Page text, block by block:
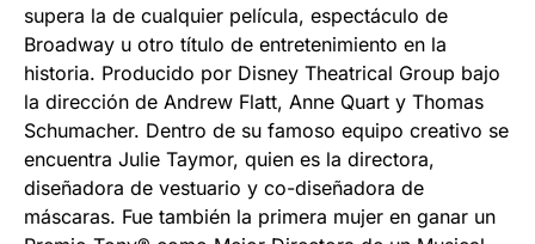
supera la de cualquier película, espectáculo de
Broadway u otro título de entretenimiento en la
historia. Producido por Disney Theatrical Group bajo
la dirección de Andrew Flatt, Anne Quart y Thomas
Schumacher. Dentro de su famoso equipo creativo se
encuentra Julie Taymor, quien es la directora,
diseñadora de vestuario y co-diseñadora de
máscaras. Fue también la primera mujer en ganar un